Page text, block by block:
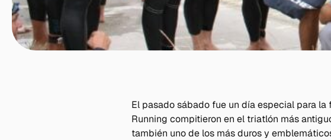
El pasado sábado fue un día especial para
Running compitieron en el triatlón más
también uno de los más duros y